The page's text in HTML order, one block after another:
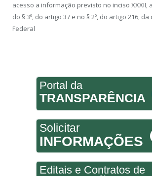
acesso a informação previsto no inciso XXXII,
do § 3º, do artigo 37 e no § 2º, do artigo 216,
Federal
Portal da
TRANSPARÊNCIA
Solicitar
INFORMAÇÕES
Editais e Contratos de